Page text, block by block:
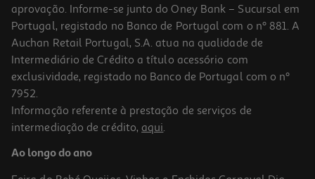
Porta-Chave Auchan C/pend Cosmic Vibes
1 €/un
aprovação. Informe-se junto do Oney Bank – Sucursal em
Portugal, registado no Banco de Portugal com o nº 881. A
Auchan Retail Portugal, S.A. atua na qualidade de
Intermediário de Crédito a título acessório com
exclusividade, registado no Banco de Portugal com o nº
7952.
Informação referente à prestação de serviços de
intermediação de crédito, aqui.
Ao longo do ano